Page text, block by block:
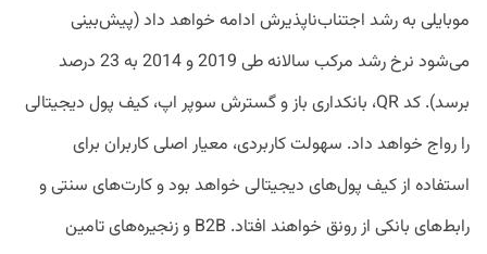
موبایلی به رشد اجتناب‌ناپذیرش ادامه خواهد داد (پیش‌بینی
می‌شود نرخ رشد مرکب سالانه طی 2019 و 2014 به 23 درصد
برسد). کد QR، بانکداری باز و گسترش سوپر اپ، کیف پول دیجیتالی
را رواج خواهد داد. سهولت کاربردی، معیار اصلی کاربران برای
استفاده از کیف‌ پول‌های دیجیتالی خواهد بود و کارت‌های سنتی و
رابط‌های بانکی از رونق خواهند افتاد. B2B و زنجیره‌های تامین